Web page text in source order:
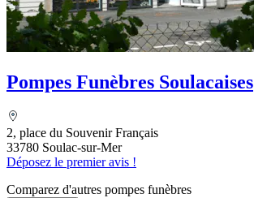
Pompes Funèbres Soulacaises
2, place du Souvenir Français
33780 Soulac-sur-Mer
Déposez le premier avis !
Comparez d'autres pompes funèbres